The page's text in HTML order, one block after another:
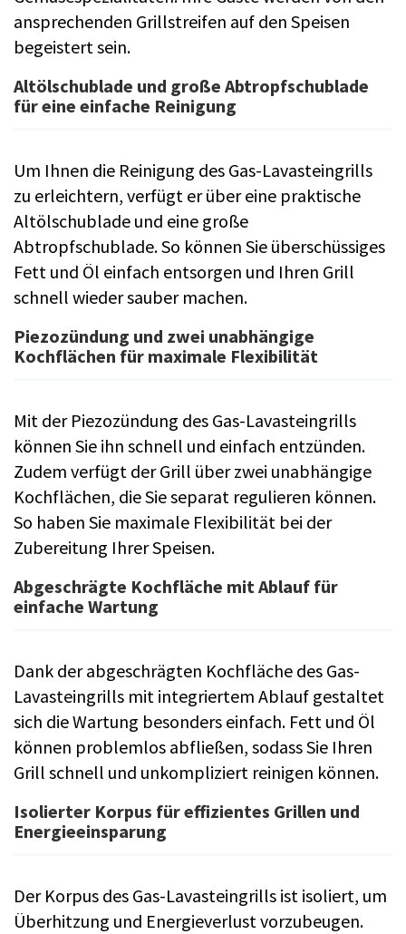
ansprechenden Grillstreifen auf den Speisen
begeistert sein.
Altölschublade und große Abtropfschublade
für eine einfache Reinigung
Um Ihnen die Reinigung des Gas-Lavasteingrills
zu erleichtern, verfügt er über eine praktische
Altölschublade und eine große
Abtropfschublade. So können Sie überschüssiges
Fett und Öl einfach entsorgen und Ihren Grill
schnell wieder sauber machen.
Piezozündung und zwei unabhängige
Kochflächen für maximale Flexibilität
Mit der Piezozündung des Gas-Lavasteingrills
können Sie ihn schnell und einfach entzünden.
Zudem verfügt der Grill über zwei unabhängige
Kochflächen, die Sie separat regulieren können.
So haben Sie maximale Flexibilität bei der
Zubereitung Ihrer Speisen.
Abgeschrägte Kochfläche mit Ablauf für
einfache Wartung
Dank der abgeschrägten Kochfläche des Gas-
Lavasteingrills mit integriertem Ablauf gestaltet
sich die Wartung besonders einfach. Fett und Öl
können problemlos abfließen, sodass Sie Ihren
Grill schnell und unkompliziert reinigen können.
Isolierter Korpus für effizientes Grillen und
Energieeinsparung
Der Korpus des Gas-Lavasteingrills ist isoliert, um
Überhitzung und Energieverlust vorzubeugen.